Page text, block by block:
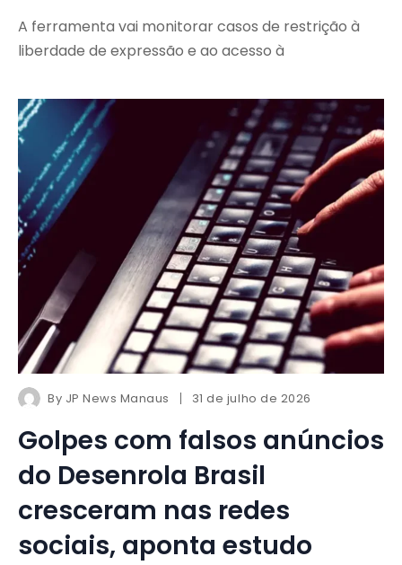
A ferramenta vai monitorar casos de restrição à
liberdade de expressão e ao acesso à
By JP News Manaus 31 de julho de 2026
Golpes com falsos anúncios
do Desenrola Brasil
cresceram nas redes
sociais, aponta estudo